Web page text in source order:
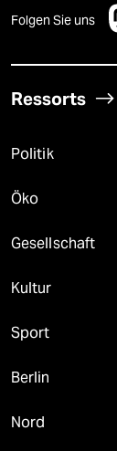
Folgen Sie uns
Ressorts
Politik
Öko
Gesellschaft
Kultur
Sport
Berlin
Nord